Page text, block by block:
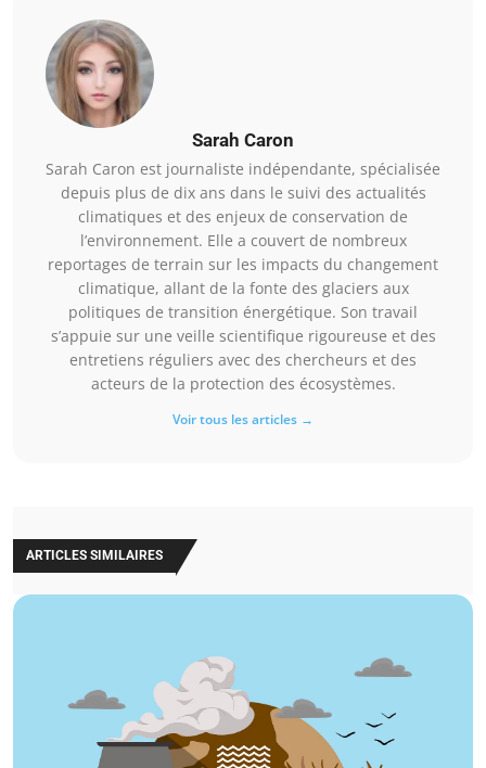
Sarah Caron
Sarah Caron est journaliste indépendante, spécialisée
depuis plus de dix ans dans le suivi des actualités
climatiques et des enjeux de conservation de
l’environnement. Elle a couvert de nombreux
reportages de terrain sur les impacts du changement
climatique, allant de la fonte des glaciers aux
politiques de transition énergétique. Son travail
s’appuie sur une veille scientifique rigoureuse et des
entretiens réguliers avec des chercheurs et des
acteurs de la protection des écosystèmes.
Voir tous les articles →
ARTICLES SIMILAIRES